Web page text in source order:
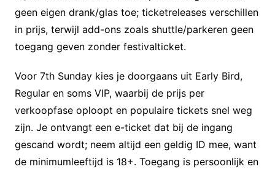
geen eigen drank/glas toe; ticketreleases verschillen
in prijs, terwijl add-ons zoals shuttle/parkeren geen
toegang geven zonder festivalticket.
Voor 7th Sunday kies je doorgaans uit Early Bird,
Regular en soms VIP, waarbij de prijs per
verkoopfase oploopt en populaire tickets snel weg
zijn. Je ontvangt een e-ticket dat bij de ingang
gescand wordt; neem altijd een geldig ID mee, want
de minimumleeftijd is 18+. Toegang is persoonlijk en